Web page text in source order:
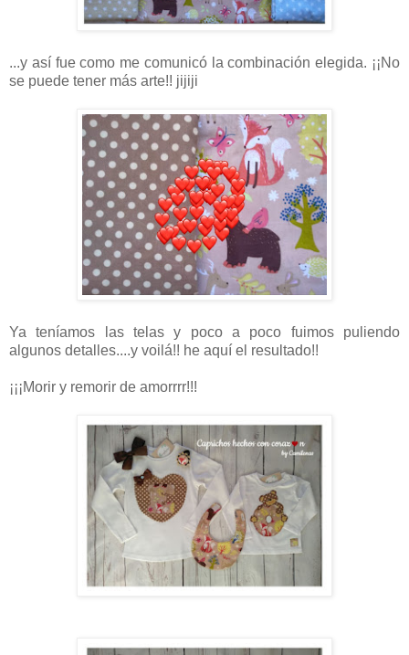
...y así fue como me comunicó la combinación elegida. ¡¡No
se puede tener más arte!! jijiji
Ya teníamos las telas y poco a poco fuimos puliendo
algunos detalles....y voilá!! he aquí el resultado!!
¡¡¡Morir y remorir de amorrrr!!!